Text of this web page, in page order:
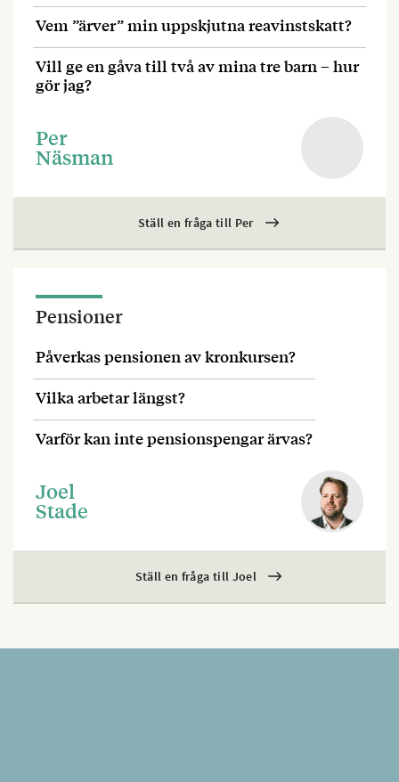
Vem ”ärver” min uppskjutna reavinstskatt?
Vill ge en gåva till två av mina tre barn – hur
gör jag?
Per
Näsman
Ställ en fråga till Per
Pensioner
Påverkas pensionen av kronkursen?
Vilka arbetar längst?
Varför kan inte pensionspengar ärvas?
Joel
Stade
Ställ en fråga till Joel